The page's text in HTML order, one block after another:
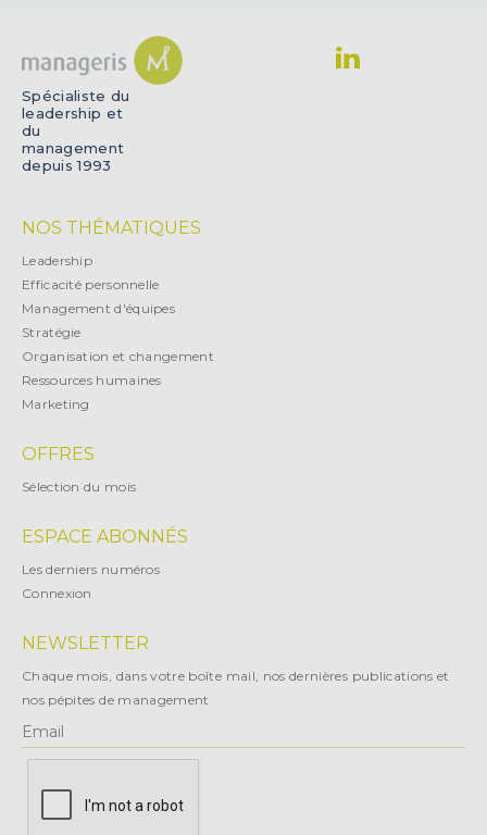
Spécialiste du
leadership et
du
management
depuis 1993
NOS THÉMATIQUES
Leadership
Efficacité personnelle
Management d'équipes
Stratégie
Organisation et changement
Ressources humaines
Marketing
OFFRES
Sélection du mois
ESPACE ABONNÉS
Les derniers numéros
Connexion
NEWSLETTER
Chaque mois, dans votre boîte mail, nos dernières publications et
nos pépites de management